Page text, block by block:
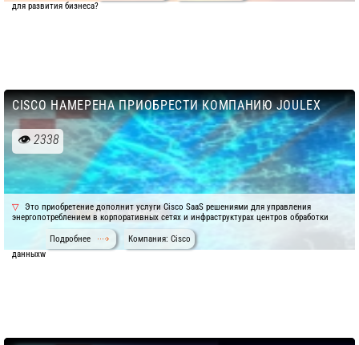
для развития бизнеса?
CISCO НАМЕРЕНА ПРИОБРЕСТИ КОМПАНИЮ JOULEX
2338
Это приобретение дополнит услуги Cisco SaaS решениями для управления
энергопотреблением в корпоративных сетях и инфраструктурах центров обработки
данныхw
Подробнее Компания: Cisco